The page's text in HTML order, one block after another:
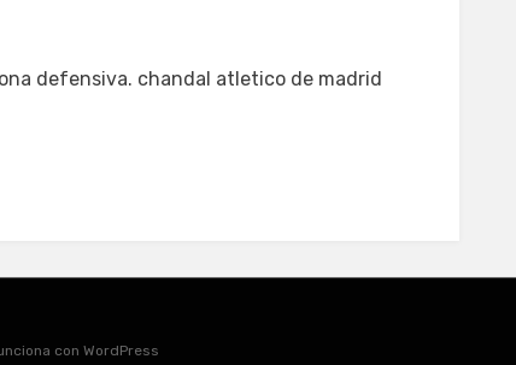
defensiva. chandal atletico de madrid
con WordPress